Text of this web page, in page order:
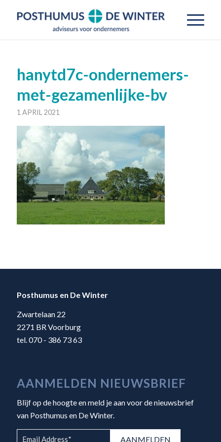
hanytd7c-ondernemers-
met-gezamenlijke-bv
1 APRIL 2021
Posthumus en De Winter
Zwartelaan 22
2271 BR Voorburg
tel. 070 - 386 73 63
AANMELDEN NIEUWSBRIEF
Blijf op de hoogte en meld je aan voor de nieuwsbrief
van Posthumus en De Winter.